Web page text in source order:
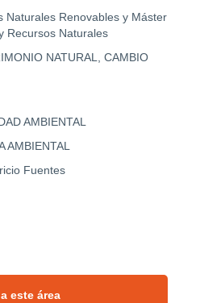
Naturales Renovables y Máster
Recursos Naturales
NATURAL, CAMBIO
AMBIENTAL
AMBIENTAL
Fuentes